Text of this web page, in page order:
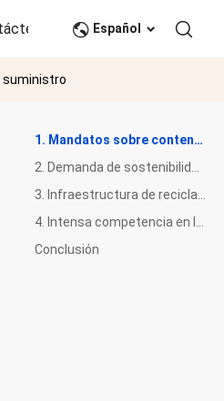
CNEspañol
suministro
1. Mandatos sobre contenido reciclado
Conclusión